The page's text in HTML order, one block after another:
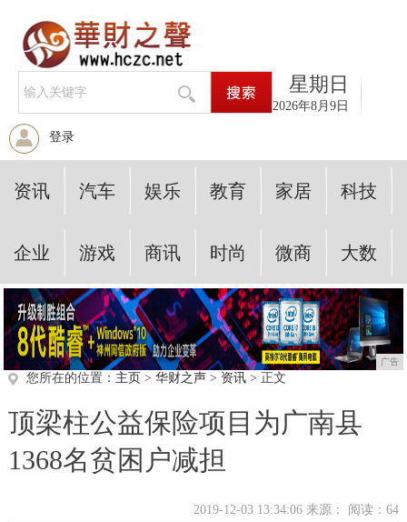
星期日
2026年8月9日
登录
资讯 汽车 娱乐 教育 家居 科技
企业 游戏 商讯 时尚 微商 大数
广告
您所在的位置： 主页 > 华财之声> 资讯> 正文
顶梁柱公益保险项目为广南县
1368名贫困户减担
2019-12-03 13:34:06 来源： 阅读：64